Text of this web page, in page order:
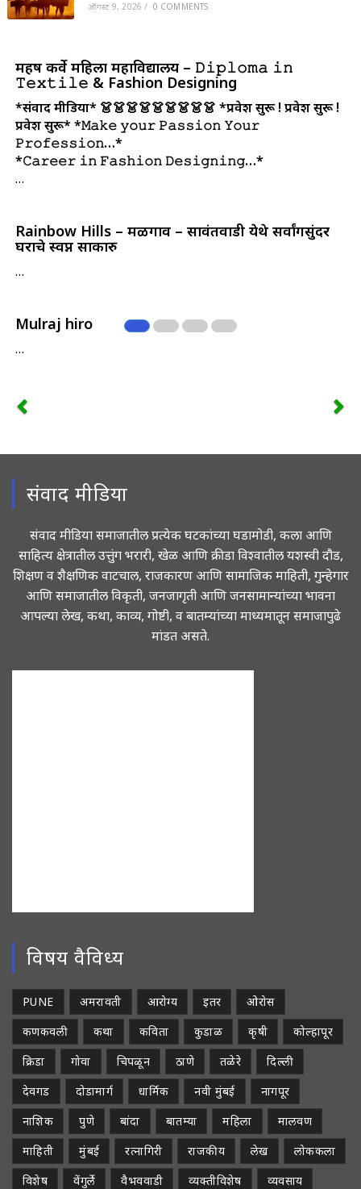
ऑगस्ट 9, 2026 / 0 COMMENTS
महर्षी कर्वे महिला महाविद्यालय – 𝙳𝚒𝚙𝚕𝚘𝚖𝚊 𝚒𝚗
𝚃𝚎𝚡𝚝𝚒𝚕𝚎 & Fashion Designing
*संवाद मीडिया* 👗👗👗👗👗👗👗👗👗 *प्रवेश सुरू ! प्रवेश सुरू !
प्रवेश सुरू**𝙼𝚊𝚔𝚎 𝚢𝚘𝚞𝚛 𝙿𝚊𝚜𝚜𝚒𝚘𝚗 𝚈𝚘𝚞𝚛
𝙿𝚛𝚘𝚏𝚎𝚜𝚜𝚒𝚘𝚗…*
*𝙲𝚊𝚛𝚎𝚎𝚛 𝚒𝚗 𝙵𝚊𝚜𝚑𝚒𝚘𝚗 𝙳𝚎𝚜𝚒𝚐𝚗𝚒𝚗𝚐…*
…
Rainbow Hills – मळगाव – सावंतवाडी येथे सर्वांगसुंदर
घराचे स्वप्न साकारु
…
Mulraj hiro
…
संवाद मीडिया
संवाद मीडिया समाजातील प्रत्येक घटकांच्या घडामोडी, कला आणि
साहित्य क्षेत्रातील उत्तुंग भरारी, खेळ आणि क्रीडा विश्वातील यशस्वी दौड,
शिक्षण व शैक्षणिक वाटचाल, राजकारण आणि सामाजिक माहिती, गुन्हेगार
आणि समाजातील विकृती, जनजागृती आणि जनसामान्यांच्या भावना
आपल्या लेख, कथा, काव्य, गोष्टी, व बातम्यांच्या माध्यमातून समाजापुढे
मांडत असते.
विषय वैविध्य
PUNE अमरावती आरोग्य इतर
ओरोस
कणकवली
कथा कविता कुडाळ कृषी
कोल्हापूर
क्रिडा
गोवा चिपळून ठाणे तळेरे
दिल्ली
देवगड
दोडामार्ग धार्मिक नवी मुंबई
नागपूर
नाशिक
पुणे बांदा बातम्या महिला
मालवण
माहिती
मुंबई रत्नागिरी राजकीय लेख
लोककला
विशेष
वेंगुर्ले वैभववाडी व्यक्तीविशेष
व्यवसाय